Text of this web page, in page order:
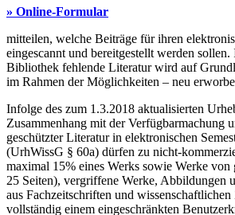
» Online-Formular
mitteilen, welche Beiträge für ihren
eingescannt und bereitgestellt werden sollen.
Bibliothek fehlende Literatur wird auf
im Rahmen der Möglichkeiten – neu
Infolge des zum 1.3.2018 aktualisierten
Zusammenhang mit der Verfügbarmachung
geschützter Literatur in elektronischen
(UrhWissG § 60a) dürfen zu nicht-
maximal 15% eines Werks sowie Werke
25 Seiten), vergriffene Werke, Abbildungen
aus Fachzeitschriften und
vollständig einem eingeschränkten